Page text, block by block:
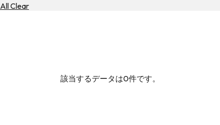
All Clear
該当するデータは0件です。